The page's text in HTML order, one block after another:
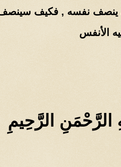
ينصف نفسه , فكيف
الأنفس
الرَّحْمَنِ الرَّحِيمِ